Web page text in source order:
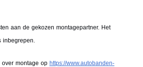
aan de gekozen montagepartner. Het
inbegrepen.
over montage op https://www.autobanden-